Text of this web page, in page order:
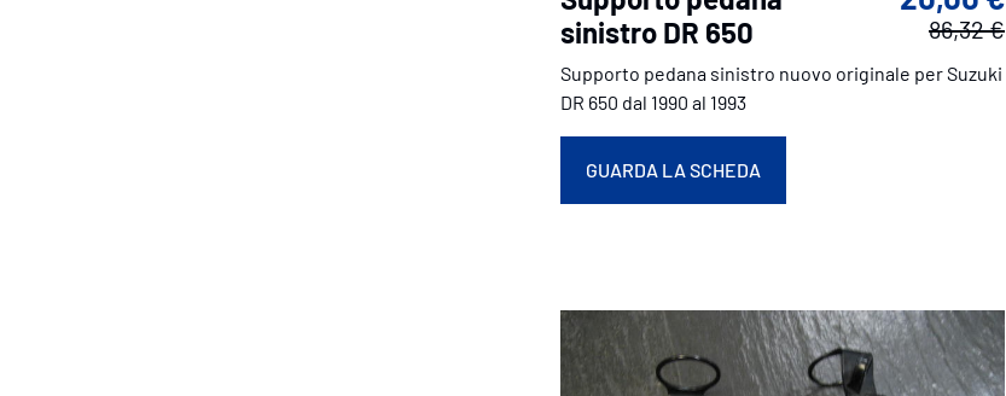
sinistro DR 650
86,32 €
Supporto pedana sinistro nuovo originale per Suzuki
DR 650 dal 1990 al 1993
GUARDA LA SCHEDA